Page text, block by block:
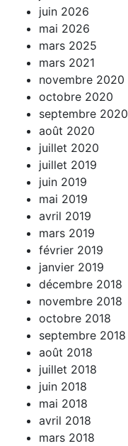
juin 2026
mai 2026
mars 2025
mars 2021
novembre 2020
octobre 2020
septembre 2020
août 2020
juillet 2020
juillet 2019
juin 2019
mai 2019
avril 2019
mars 2019
février 2019
janvier 2019
décembre 2018
novembre 2018
octobre 2018
septembre 2018
août 2018
juillet 2018
juin 2018
mai 2018
avril 2018
mars 2018